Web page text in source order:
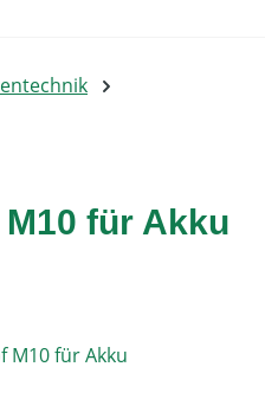
für Akku